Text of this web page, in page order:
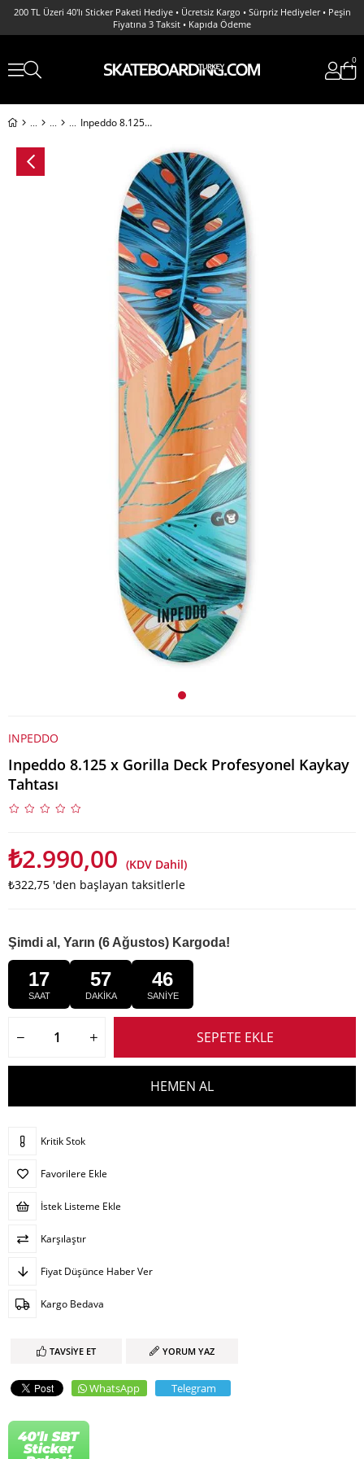
200 TL Üzeri 40'lı Sticker Paketi Hediye • Ücretsiz Kargo • Sürpriz Hediyeler • Peşin
Fiyatına 3 Taksit • Kapıda Ödeme
0
Inpeddo 8.125 x Gorilla Deck Profesyonel Kaykay Tahtası
INPEDDO
Inpeddo 8.125 x Gorilla Deck Profesyonel Kaykay
Tahtası
₺2.990,00 (KDV Dahil)
₺322,75 'den başlayan taksitlerle
Şimdi al, Yarın (6 Ağustos) Kargoda!
17
SAAT
57
DAKİKA
45
SANİYE
Kritik Stok
Favorilere Ekle
İstek Listeme Ekle
Karşılaştır
Fiyat Düşünce Haber Ver
Kargo Bedava
TAVSIYE ET YORUM YAZ
WhatsApp Telegram